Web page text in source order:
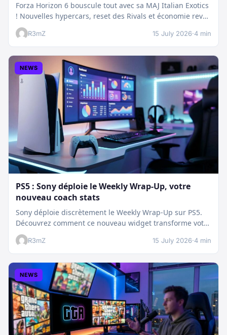
Forza Horizon 6 bouscule tout avec sa MAJ Italian Exotics
! Nouvelles hypercars, reset des Rivals et économie revue
:…
R3mZ 15 July 2026·4 min
NEWS
PS5 : Sony déploie le Weekly Wrap-Up, votre
nouveau coach stats
Sony déploie discrètement le Weekly Wrap-Up sur PS5.
Découvrez comment ce nouveau widget transforme votre
dashboard et booste votre suivi…
R3mZ 15 July 2026·4 min
NEWS